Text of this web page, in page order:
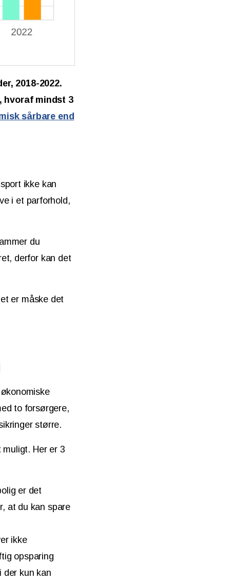
2018-2022.
hvoraf mindst 3
sårbare end
ikke kan
i et parforhold,
du
derfor kan det
er måske det
to forsørgere,
større.
Her er 3
er det
at du kan spare
ikke
opsparing
der kun kan